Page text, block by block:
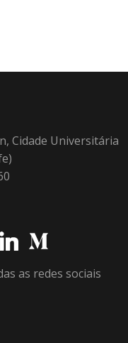
Cidade Universitária
as redes sociais